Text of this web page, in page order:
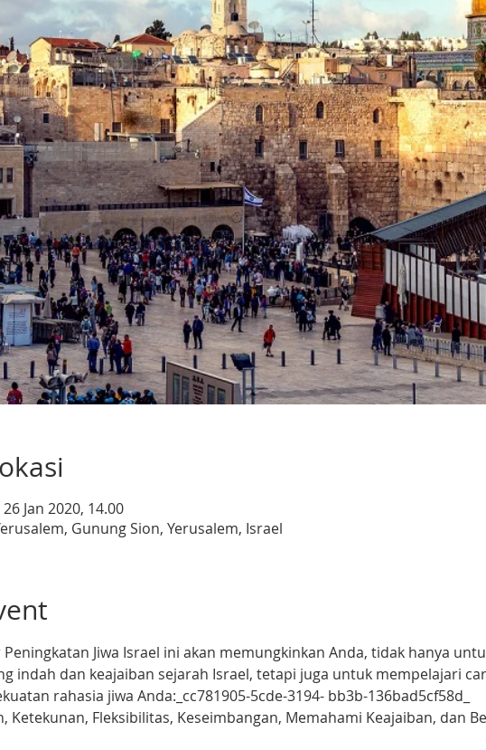
Jan 2020, 14.00
Gunung Sion, Yerusalem, Israel
Jiwa Israel ini akan memungkinkan Anda, tidak hanya
indah dan keajaiban sejarah Israel, tetapi juga untuk mempelajari
rahasia jiwa Anda:_cc781905-5cde-3194- bb3b-136bad5cf58d_
Ketekunan, Fleksibilitas, Keseimbangan, Memahami Keajaiban, dan